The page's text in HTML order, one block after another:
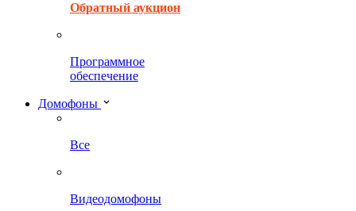
Обратный аукцион
Программное
обеспечение
Домофоны
Все
Видеодомофоны